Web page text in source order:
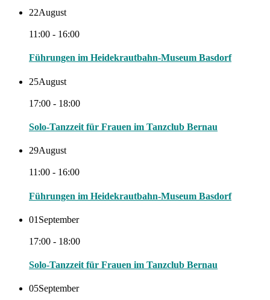
22August
11:00 - 16:00
Führungen im Heidekrautbahn-Museum Basdorf
25August
17:00 - 18:00
Solo-Tanzzeit für Frauen im Tanzclub Bernau
29August
11:00 - 16:00
Führungen im Heidekrautbahn-Museum Basdorf
01 September
17:00 - 18:00
Solo-Tanzzeit für Frauen im Tanzclub Bernau
05September